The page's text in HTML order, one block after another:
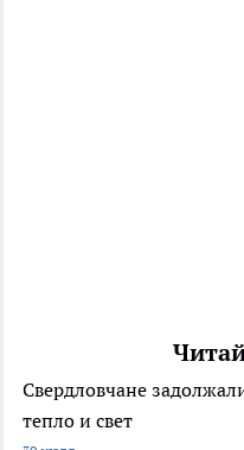
Свердловчане
тепло и свет